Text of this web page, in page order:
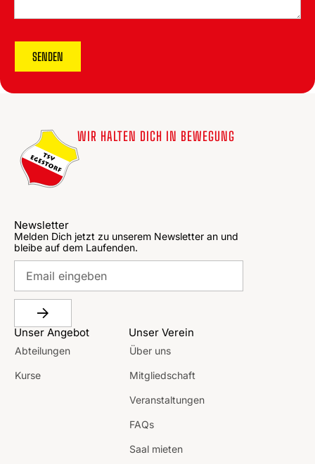
SENDEN
WIR HALTEN DICH IN BEWEGUNG
Newsletter
Melden Dich jetzt zu unserem Newsletter an und
bleibe auf dem Laufenden.
Unser Angebot
Abteilungen
Kurse
Unser Verein
Über uns
Mitgliedschaft
Veranstaltungen
FAQs
Saal mieten